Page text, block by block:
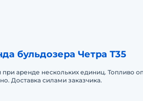
бульдозера Четра Т35
при аренде нескольких единиц. Топливо
Доставка силами заказчика.